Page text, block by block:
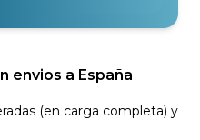
envios a España
(en carga completa) y